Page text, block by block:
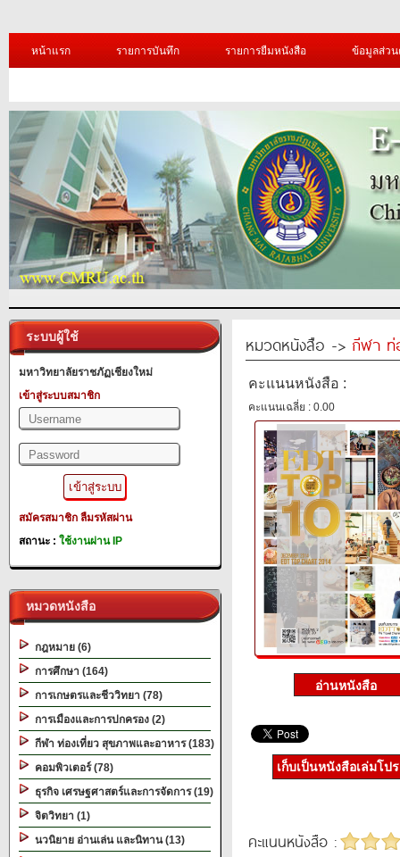
หน้าแรก รายการบันทึก รายการยืมหนังสือ ข้อมูลส่ว
ระบบผู้ใช้
มหาวิทยาลัยราชภัฏเชียงใหม่
เข้าสู่ระบบสมาชิก
สมัครสมาชิก ลืมรหัสผ่าน
สถานะ : ใช้งานผ่าน IP
หมวดหนังสือ
กฎหมาย (6)
การศึกษา (164)
การเกษตรและชีววิทยา (78)
การเมืองและการปกครอง (2)
กีฬา ท่องเที่ยว สุขภาพและอาหาร (183)
คอมพิวเตอร์ (78)
ธุรกิจ เศรษฐศาสตร์และการจัดการ (19)
จิตวิทยา (1)
นวนิยาย อ่านเล่น และนิทาน (13)
หมวดหนังสือ -> กีฬา ท่
คะแนนหนังสือ :
คะแนนเฉลี่ย : 0.00
เก็บเป็นหนังสือเล่มโป
คะแนนหนังสือ :